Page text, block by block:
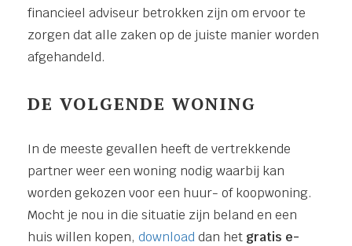
financieel adviseur betrokken zijn om ervoor te
zorgen dat alle zaken op de juiste manier worden
afgehandeld.
DE VOLGENDE WONING
In de meeste gevallen heeft de vertrekkende
partner weer een woning nodig waarbij kan
worden gekozen voor een huur- of koopwoning.
Mocht je nou in die situatie zijn beland en een
huis willen kopen, download dan het gratis e-